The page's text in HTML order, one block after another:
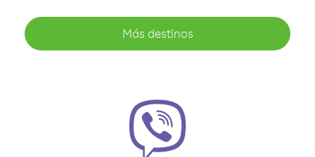
Más destinos